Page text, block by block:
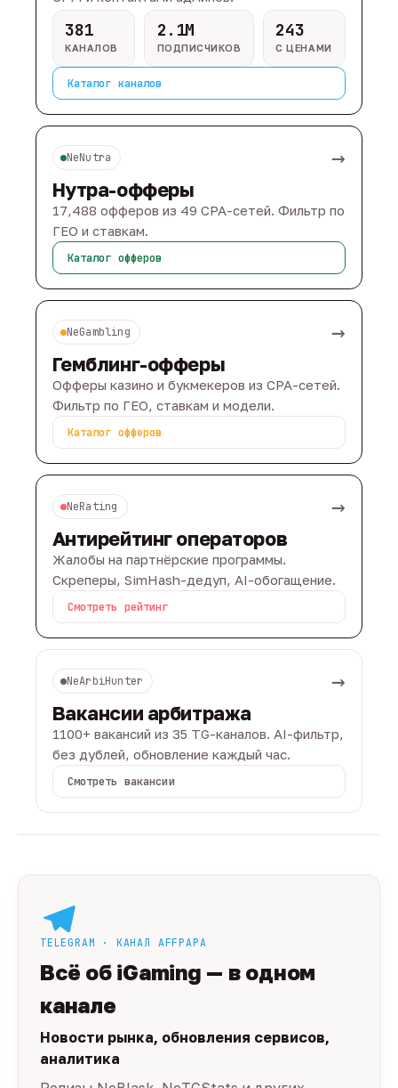
381
КАНАЛОВ
2.1M
ПОДПИСЧИКОВ
243
С ЦЕНАМИ
Каталог каналов
NeNutra →
Нутра-офферы
17,488 офферов из 49 CPA-сетей. Фильтр по
ГЕО и ставкам.
Каталог офферов
NeGambling →
Гемблинг-офферы
Офферы казино и букмекеров из CPA-сетей.
Фильтр по ГЕО, ставкам и модели.
Каталог офферов
NeRating →
Антирейтинг операторов
Жалобы на партнёрские программы.
Скреперы, SimHash-дедуп, AI-обогащение.
Смотреть рейтинг
NeArbiHunter →
Вакансии арбитража
1100+ вакансий из 35 TG-каналов. AI-фильтр,
без дублей, обновление каждый час.
Смотреть вакансии
TELEGRAM · КАНАЛ AFFPAPA
Всё об iGaming — в одном
канале
Новости рынка, обновления сервисов,
аналитика